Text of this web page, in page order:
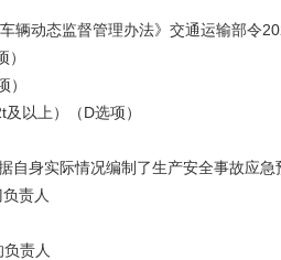
辆动态监督管理办法》交通运输部令
）
以上）（D选项）
自身实际情况编制了生产安全事故应
责人
责人